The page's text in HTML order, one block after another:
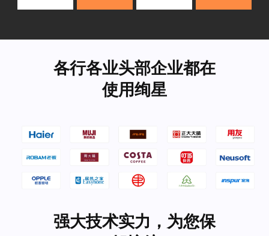
各行各业头部企业都在
使用绚星
强大技术实力，为您保